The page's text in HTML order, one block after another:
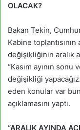
OLACAK?
Bakan Tekin,
Kabine
değişikliğinin aralık
“Kasım ayının sonu
değişikliği
eden konular var
açıklamasını yaptı.
“ARALIK AYINDA